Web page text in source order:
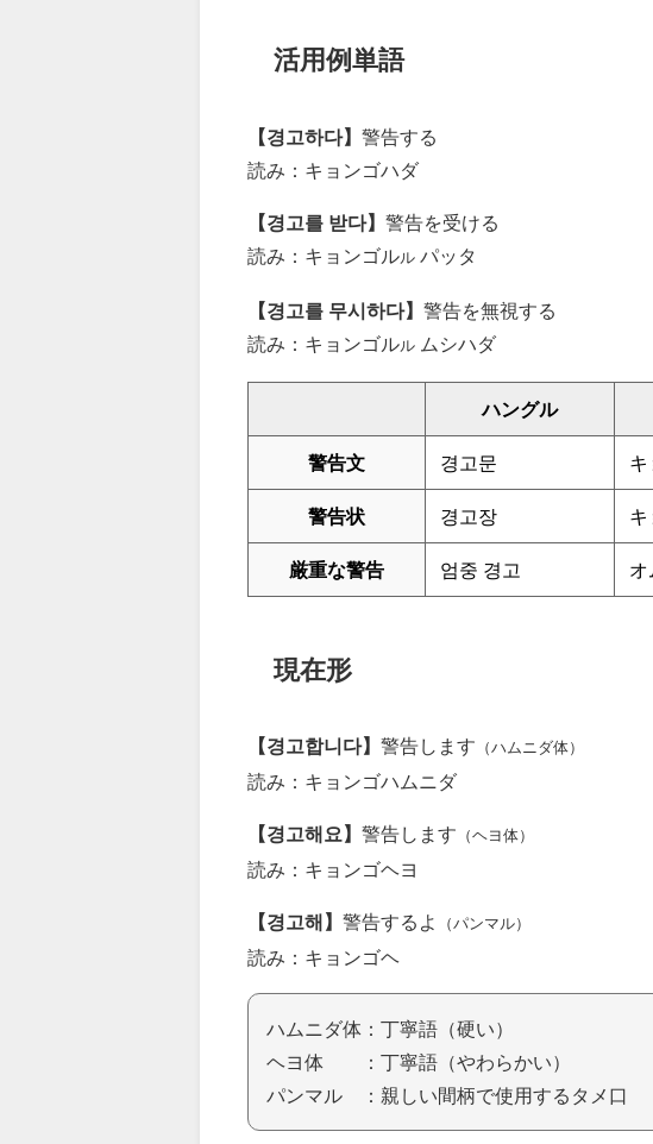
活用例単語
【경고하다】 警告する
読み：キョンゴハダ
【경고를 받다】 警告を受ける
読み：キョンゴルル パッタ
【경고를 무시하다】 警告を無視する
読み：キョンゴルル ムシハダ
ハングル
警告文 경고문 キ
警告状 경고장 キ
厳重な警告 엄중 경고 オ
現在形
【경고합니다】 警告します （ハムニダ体）
読み：キョンゴハムニダ
【경고해요】 警告します （ヘヨ体）
読み：キョンゴヘヨ
【경고해】 警告するよ （パンマル）
読み：キョンゴヘ
ハムニダ体：丁寧語（硬い）
ヘヨ体 ：丁寧語（やわらかい）
パンマル ：親しい間柄で使用するタメ口